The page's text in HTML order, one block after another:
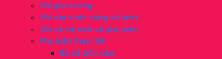
Vòi gắn tường
Vòi rửa chén nóng và lạnh
Vòi xịt vệ sinh và phụ kiện
Phụ kiện thay thế
Bộ xả bồn cầu